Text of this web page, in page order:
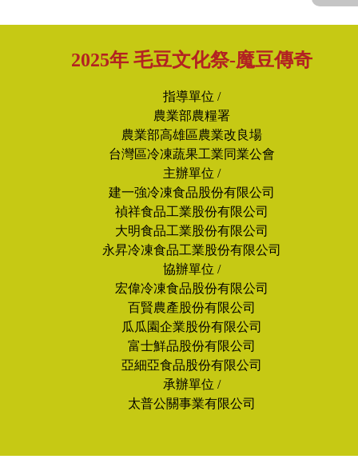
2025年 毛豆文化祭-魔豆傳奇
指導單位 /
農業部農糧署
農業部高雄區農業改良場
台灣區冷凍蔬果工業同業公會
主辦單位 /
建一強冷凍食品股份有限公司
禎祥食品工業股份有限公司
大明食品工業股份有限公司
永昇冷凍食品工業股份有限公司
協辦單位 /
宏偉冷凍食品股份有限公司
百賢農產股份有限公司
瓜瓜園企業股份有限公司
富士鮮品股份有限公司
亞細亞食品股份有限公司
承辦單位 /
太普公關事業有限公司